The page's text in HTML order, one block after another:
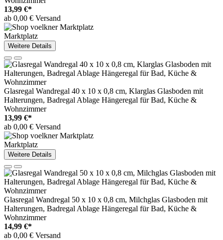
13,99 €*
ab 0,00 € Versand
Marktplatz
Weitere Details
Glasregal Wandregal 40 x 10 x 0,8 cm, Klarglas Glasboden mit
Halterungen, Badregal Ablage Hängeregal für Bad, Küche &
Wohnzimmer
13,99 €*
ab 0,00 € Versand
Marktplatz
Weitere Details
Glasregal Wandregal 50 x 10 x 0,8 cm, Milchglas Glasboden mit
Halterungen, Badregal Ablage Hängeregal für Bad, Küche &
Wohnzimmer
14,99 €*
ab 0,00 € Versand